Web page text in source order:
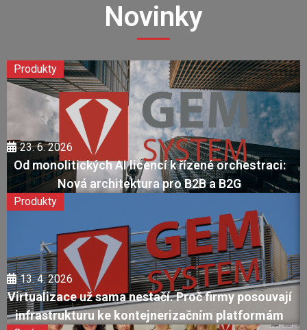
Novinky
Produkty
23. 6. 2026
Od monolitických AI licencí k řízené orchestraci:
Nová architektura pro B2B a B2G
Produkty
13. 4. 2026
Virtualizace už sama nestačí. Proč firmy posouvají
infrastrukturu ke kontejnerizačním platformám